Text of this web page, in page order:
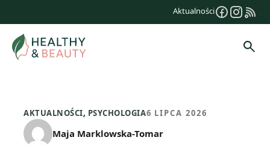
treści
Aktualności
AKTUALNOŚCI, PSYCHOLOGIA6 LIPCA 2026
Maja Marklowska-Tomar